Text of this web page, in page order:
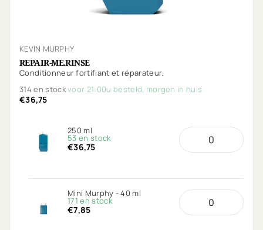
KEVIN MURPHY
REPAIR-ME.RINSE
Conditionneur fortifiant et réparateur.
314 en stockvoor 21:00u besteld, morgen in huis
€36,75
250 ml
53 en stock
€36,75
Mini Murphy - 40 ml
171 en stock
€7,85